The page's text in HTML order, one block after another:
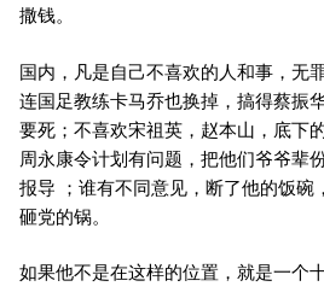
撒钱。
国内，凡是自己不喜欢的人和事，无
连国足教练卡马乔也换掉，搞得蔡振
要死；不喜欢宋祖英，赵本山，底下
周永康令计划有问题，把他们爷爷辈
报导 ；谁有不同意见，断了他的饭碗
砸党的锅。
如果他不是在这样的位置，就是一个